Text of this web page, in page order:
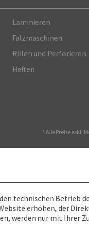
Laminieren
Falzmaschinen
Rillen und Perforieren
Heften
* Alle Preise exkl.
technischen Betrieb
erhöhen, der
werden nur mit Ihrer